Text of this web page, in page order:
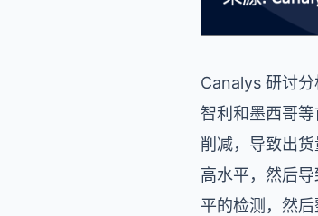
Canalys 研讨
智利和墨西哥
削减，导致出
高水平，然后
平的检测，然